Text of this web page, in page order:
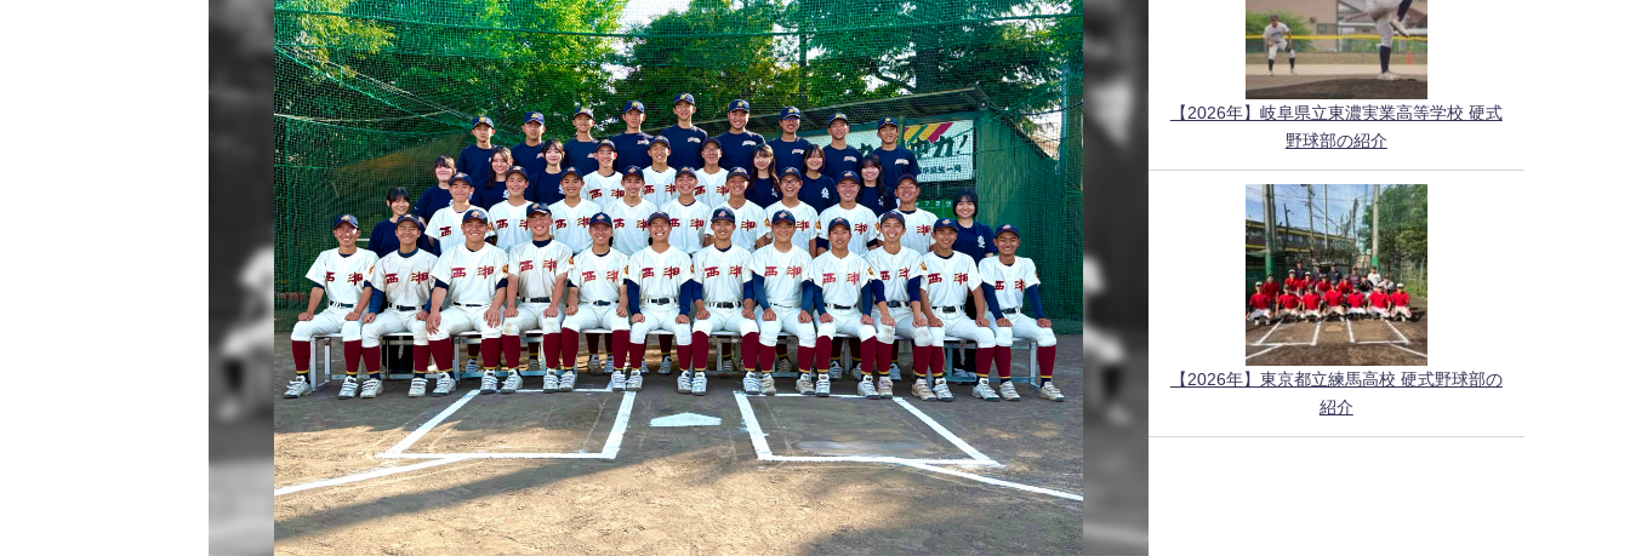
【2026年】岐阜県立東濃実業高等学校 硬式
野球部の紹介
【2026年】東京都立練馬高校 硬式野球部の
紹介